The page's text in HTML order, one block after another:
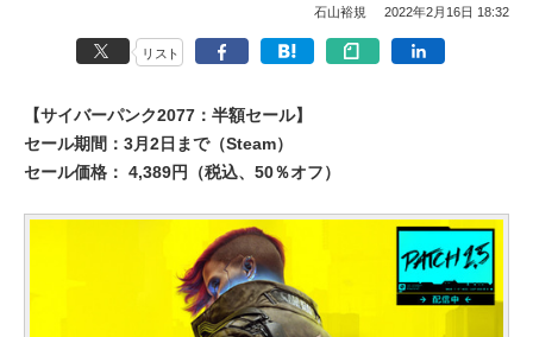
石山裕規 2022年2月16日 18:32
リスト
【サイバーパンク2077：半額セール】
セール期間：3月2日まで（Steam）
セール価格： 4,389円（税込、50％オフ）